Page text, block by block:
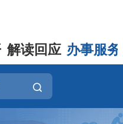
解读回应 办事服务